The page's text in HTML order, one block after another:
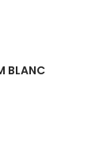
BLANC